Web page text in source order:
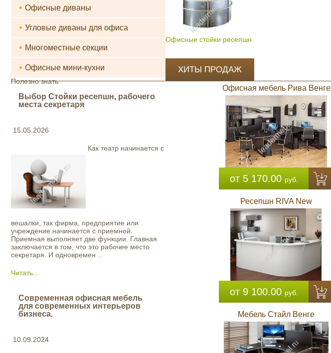
• Офисные диваны
• Угловые диваны для офиса
• Многоместные секции
• Офисные мини-кухни
Полезно знать
Выбор Стойки ресепшн, рабочего
места секретаря
15.05.2026
Как театр начинается с
вешалки, так фирма, предприятие или
учреждение начинается с приемной.
Приемная выполняет две функции. Главная
заключается в том, что это рабочее место
секретаря. И одновремен ..
Читать...
Современная офисная мебель
для современных интерьеров
бизнеса.
10.09.2024
Офисные стойки ресепшн
ХИТЫ ПРОДАЖ
Офисная мебель Рива Венге
от 5 170.00 руб.
Ресепшн RIVA New
от 9 100.00 руб.
Мебель Стайл Венге